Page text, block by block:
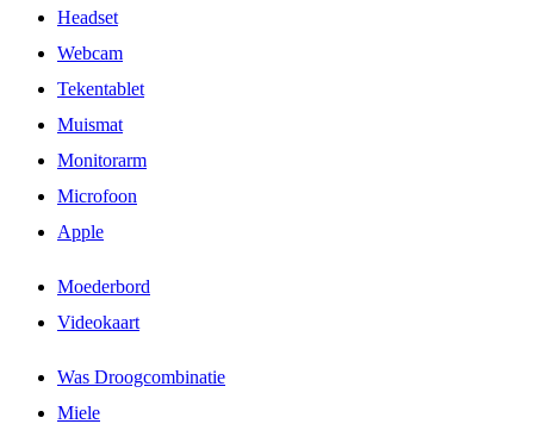
Headset
Webcam
Tekentablet
Muismat
Monitorarm
Microfoon
Apple
Moederbord
Videokaart
Was Droogcombinatie
Miele